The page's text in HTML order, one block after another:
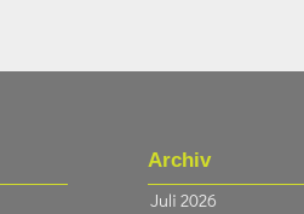
Archiv
Juli 2026